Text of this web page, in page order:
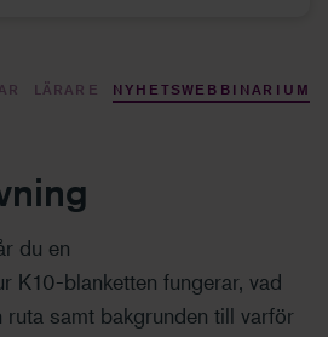
LÄRARE NYHETSWEBBINARIUM
du en
K10-blanketten fungerar, vad
ruta samt bakgrunden till varför